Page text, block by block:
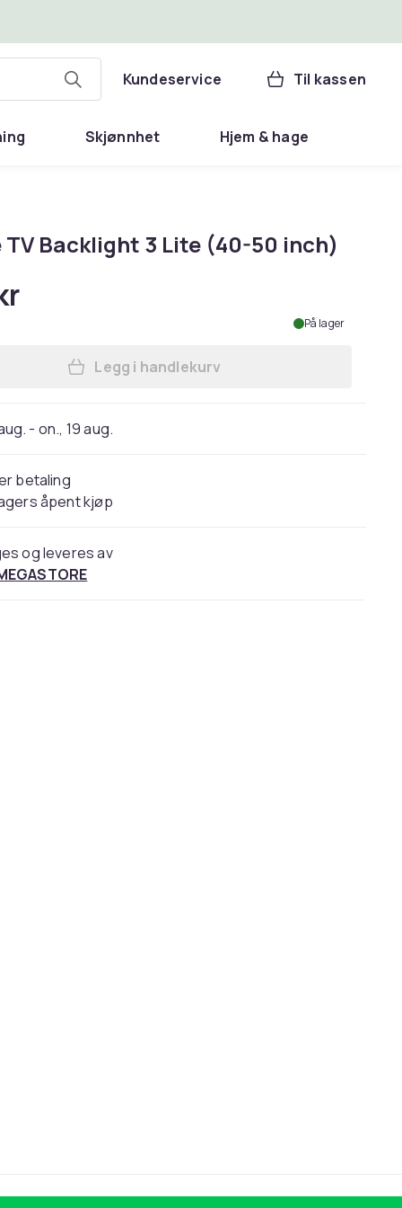
Kundeservice Til kassen
Skjønnhet Hjem & hage
TV Backlight 3 Lite (40-50 inch)
På lager
Legg Govee TV Backlight 3 Lite
Legg i handlekurv
- on., 19 aug.
betaling
åpent kjøp
og leveres av